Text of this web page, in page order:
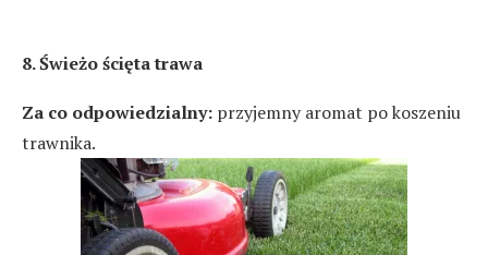
8. Świeżo ścięta trawa
Za co odpowiedzialny: przyjemny aromat po koszeniu
trawnika.